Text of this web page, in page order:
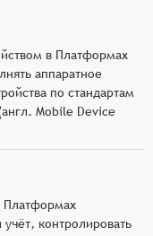
в Платформах
аппаратное
по стандартам
Mobile Device
Платформах
контролировать